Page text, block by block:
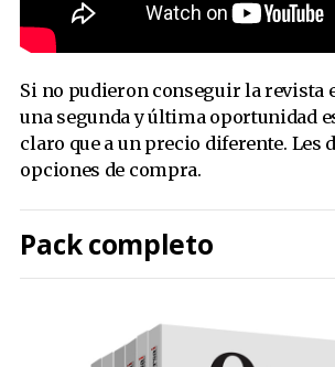
Si no pudieron conseguir la revista
una segunda y última oportunidad
claro que a un precio diferente. Les
opciones de compra.
Pack completo